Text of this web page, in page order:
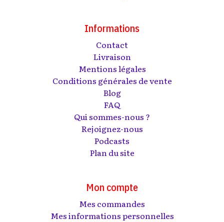
Informations
Contact
Livraison
Mentions légales
Conditions générales de vente
Blog
FAQ
Qui sommes-nous ?
Rejoignez-nous
Podcasts
Plan du site
Mon compte
Mes commandes
Mes informations personnelles